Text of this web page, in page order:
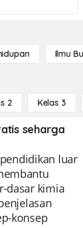
Ilmu
2 Kelas 3
seharga
luar
dasar kimia
konsep